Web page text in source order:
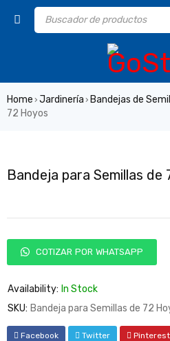
Home › Jardinería › Bandejas de
72 Hoyos
Bandeja para Semillas de
COTIZAR POR WHATSAPP
Availability: In Stock
SKU: Bandeja para Semillas de 72
Facebook Twitter Pinterest